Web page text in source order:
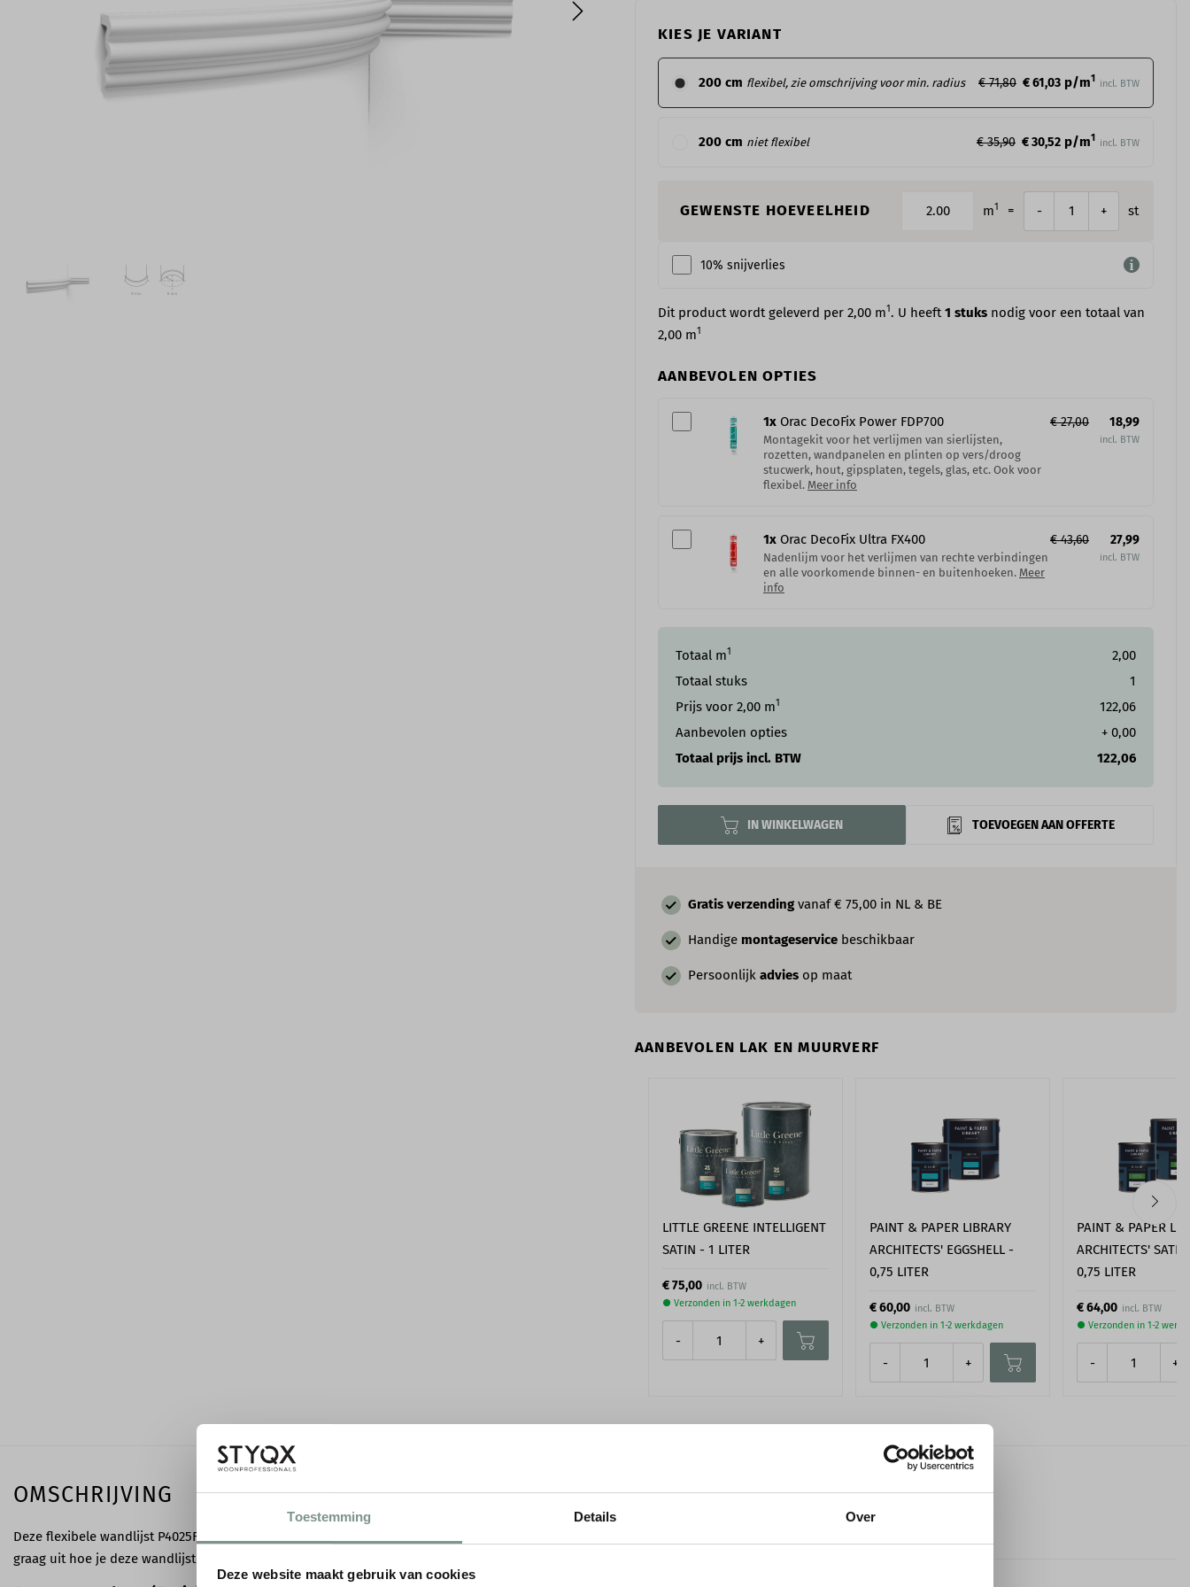
Toestemming Details Over
Deze website maakt gebruik van cookies
Gratis verzending vanaf € 75,00 in NL & BE
Handige montageservice beschikbaar
Persoonlijk advies op maat
AANBEVOLEN LAK EN MUURVERF
LITTLE GREENE INTELLIGENT
SATIN - 1 LITER
€ 75,00
● Verzonden in 1-2 werkdagen
- +
PAINT & PAPER LIBRARY
ARCHITECTS' EGGSHELL -
0,75 LITER
€ 60,00
● Verzonden in 1-2 werkdagen
- +
PAINT & PAPER
ARCHITECTS'
0,75 LITER
€ 64,00
● Verzonden in 1-2
- +
KIES JE VARIANT
200 cm flexibel, zie omschrijving voor min. radius € 71,80 € 61,03 p/m1 incl. BTW
200 cm niet flexibel € 35,90 € 30,52 p/m1 incl. BTW
GEWENSTE HOEVEELHEID m1 = - + st
10% snijverlies
Dit product wordt geleverd per 2,00 m1. U heeft1 stuks nodig voor een totaal van
2,00 m1
Totaal m1
2,00
Totaal stuks
1
Prijs voor 2,00 m1
122,06
Aanbevolen opties
+ 0,00
Totaal prijs incl. BTW
122,06
AANBEVOLEN OPTIES
1x Orac DecoFix Power​ FDP700
Montagekit voor het verlijmen van sierlijsten,
rozetten, wandpanelen en plinten op vers/droog
stucwerk, hout, gipsplaten, tegels, glas, etc. Ook voor
flexibel. Meer info
€ 27,00 18,99
1x Orac DecoFix Ultra FX400
Nadenlijm voor het verlijmen van rechte verbindingen
en alle voorkomende binnen- en buitenhoeken. Meer
info
€ 43,60 27,99
IN WINKELWAGEN TOEVOEGEN AAN OFFERTE
OMSCHRIJVING
Deze flexibele wandlijst P4025F is de buigbare variant van de wandlijst P4025. We leggen je
graag uit hoe je deze wandlijst kunt toepassen en wat de minimale radius dient te zijn.
SPECIFICATIES